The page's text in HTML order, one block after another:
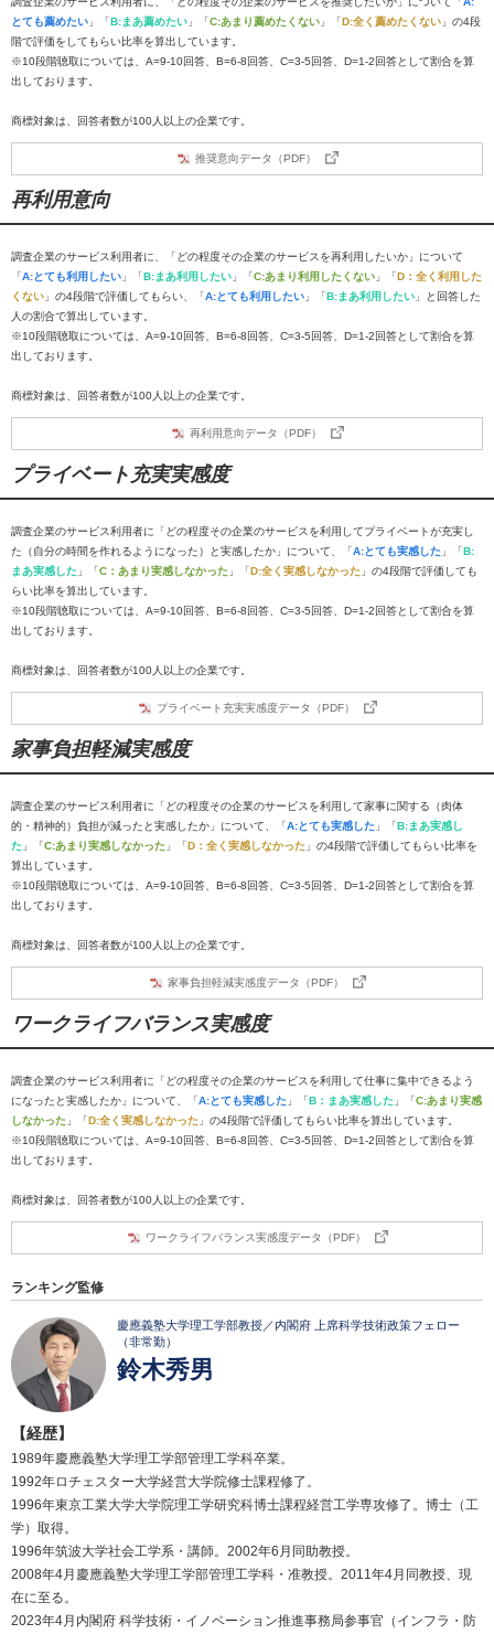
とても薦めたい 」「B:まあ薦めたい 」「C:あまり薦めたくない 」「D:全く薦めたくない 」の4段
階で評価をしてもらい比率を算出しています。
※10段階聴取については、A=9-10回答、B=6-8回答、C=3-5回答、D=1-2回答として割合を算
出しております。
商標対象は、回答者数が100人以上の企業です。
推奨意向データ（PDF）
再利用意向
調査企業のサービス利用者に、「どの程度その企業のサービスを再利用したいか」について
「A:とても利用したい 」「B:まあ利用したい 」「C:あまり利用したくない 」「D：全く利用した
くない 」の4段階で評価してもらい、「A:とても利用したい 」「B:まあ利用したい 」と回答した
人の割合で算出しています。
※10段階聴取については、A=9-10回答、B=6-8回答、C=3-5回答、D=1-2回答として割合を算
出しております。
商標対象は、回答者数が100人以上の企業です。
再利用意向データ（PDF）
プライベート充実実感度
調査企業のサービス利用者に「どの程度その企業のサービスを利用してプライベートが充実し
た（自分の時間を作れるようになった）と実感したか」について、「A:とても実感した 」「B:
まあ実感した 」「C：あまり実感しなかった 」「D:全く実感しなかった 」の4段階で評価しても
らい比率を算出しています。
※10段階聴取については、A=9-10回答、B=6-8回答、C=3-5回答、D=1-2回答として割合を算
出しております。
商標対象は、回答者数が100人以上の企業です。
プライベート充実実感度データ（PDF）
家事負担軽減実感度
調査企業のサービス利用者に「どの程度その企業のサービスを利用して家事に関する（肉体
的・精神的）負担が減ったと実感したか」について、「A:とても実感した 」「B:まあ実感し
た 」「C:あまり実感しなかった 」「D：全く実感しなかった 」の4段階で評価してもらい比率を
算出しています。
※10段階聴取については、A=9-10回答、B=6-8回答、C=3-5回答、D=1-2回答として割合を算
出しております。
商標対象は、回答者数が100人以上の企業です。
家事負担軽減実感度データ（PDF）
ワークライフバランス実感度
調査企業のサービス利用者に「どの程度その企業のサービスを利用して仕事に集中できるよう
になったと実感したか」について、「A:とても実感した 」「B：まあ実感した 」「C:あまり実感
しなかった 」「D:全く実感しなかった 」の4段階で評価してもらい比率を算出しています。
※10段階聴取については、A=9-10回答、B=6-8回答、C=3-5回答、D=1-2回答として割合を算
出しております。
商標対象は、回答者数が100人以上の企業です。
ワークライフバランス実感度データ（PDF）
ランキング監修
慶應義塾大学理工学部教授／内閣府 上席科学技術政策フェロー
（非常勤）
鈴木秀男
【経歴】
1989年慶應義塾大学理工学部管理工学科卒業。
1992年ロチェスター大学経営大学院修士課程修了。
1996年東京工業大学大学院理工学研究科博士課程経営工学専攻修了。博士（工
学）取得。
1996年筑波大学社会工学系・講師。2002年6月同助教授。
2008年4月慶應義塾大学理工学部管理工学科・准教授。2011年4月同教授、現
在に至る。
2023年4月内閣府 科学技術・イノベーション推進事務局参事官（インフラ・防